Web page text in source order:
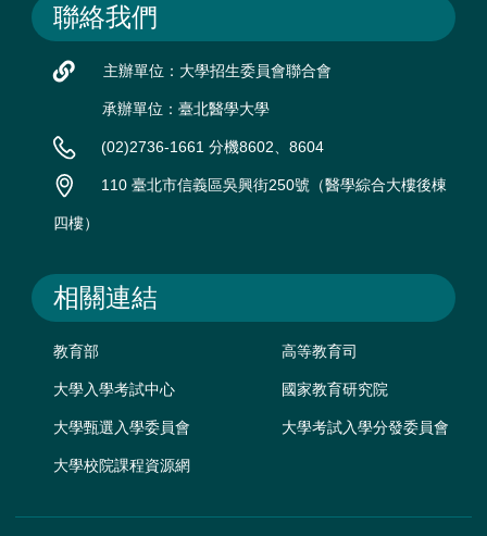
聯絡我們
主辦單位：大學招生委員會聯合會
承辦單位：臺北醫學大學
(02)2736-1661 分機8602、8604
110 臺北市信義區吳興街250號（醫學綜合大樓後棟
四樓）
相關連結
教育部 高等教育司
大學入學考試中心 國家教育研究院
大學甄選入學委員會 大學考試入學分發委員會
大學校院課程資源網